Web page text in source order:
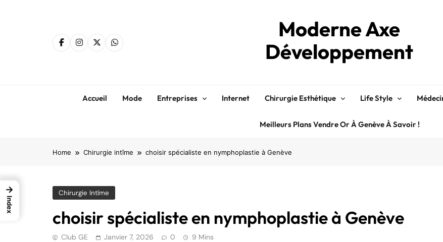
Moderne Axe
Développement
Accueil Mode Entreprises Internet Chirurgie Esthétique Life Style
Meilleurs Plans Vendre Or À Genève À Savoir !
Home Chirurgie intîme choisir spécialiste en nymphoplastie à Genève
Chirurgie Intîme
choisir spécialiste en nymphoplastie à Genève
Club GE Janvier 7, 2026 0 9 Mins
→
Index